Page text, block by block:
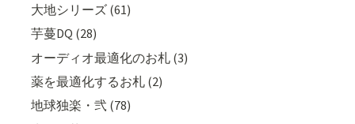
大地シリーズ (61)
芋蔓DQ (28)
オーディオ最適化のお札 (3)
薬を最適化するお札 (2)
地球独楽・弐 (78)